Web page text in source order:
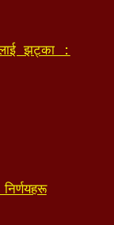
झट्का :